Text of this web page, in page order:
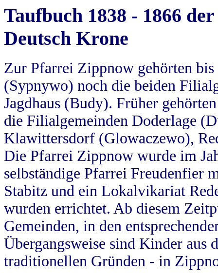
Taufbuch 1838 - 1866
Deutsch Krone
Zur Pfarrei Zippnow gehörten
(Sypnywo) noch die beiden
Jagdhaus (Budy). Früher
die Filialgemeinden Doderlage
Klawittersdorf (Glowaczewo),
Die Pfarrei Zippnow wurde im
selbständige Pfarrei Freudenfier
Stabitz und ein Lokalvikariat
wurden errichtet. Ab diesem
Gemeinden, in den
Übergangsweise sind Kinder aus
traditionellen Gründen - in